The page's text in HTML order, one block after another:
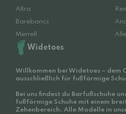
Altra
Barebarics
Merrell
Widetoes
Willkommen bei Widetoes – dem
ausschließlich für fußförmige
Bei uns findest du Barfußschuhe
fußförmige Schuhe mit einem
Zehenbereich. Alle Modelle in